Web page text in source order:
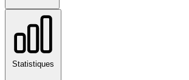
Statistiques